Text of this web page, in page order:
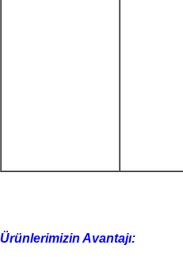
Ürünlerimizin Avantajı: